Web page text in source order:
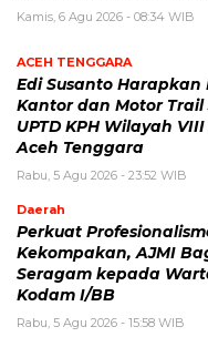
Kamis, 6 Agu 2026 - 08:34 WIB
ACEH TENGGARA
Edi Susanto Harapkan
Kantor dan Motor Trail
UPTD KPH Wilayah
Aceh Tenggara
Rabu, 5 Agu 2026 - 23:52 WIB
Daerah
Perkuat
Kekompakan, AJMI
Seragam kepada
Kodam I/BB
Rabu, 5 Agu 2026 - 15:58 WIB